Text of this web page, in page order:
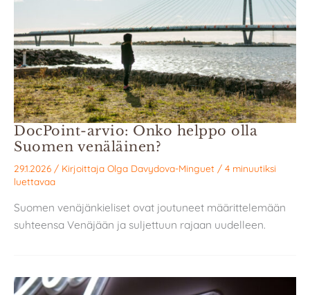
DocPoint-arvio: Onko helppo olla
Suomen venäläinen?
29.1.2026 / Kirjoittaja Olga Davydova-Minguet / 4 minuutiksi
luettavaa
Suomen venäjänkieliset ovat joutuneet määrittelemään
suhteensa Venäjään ja suljettuun rajaan uudelleen.